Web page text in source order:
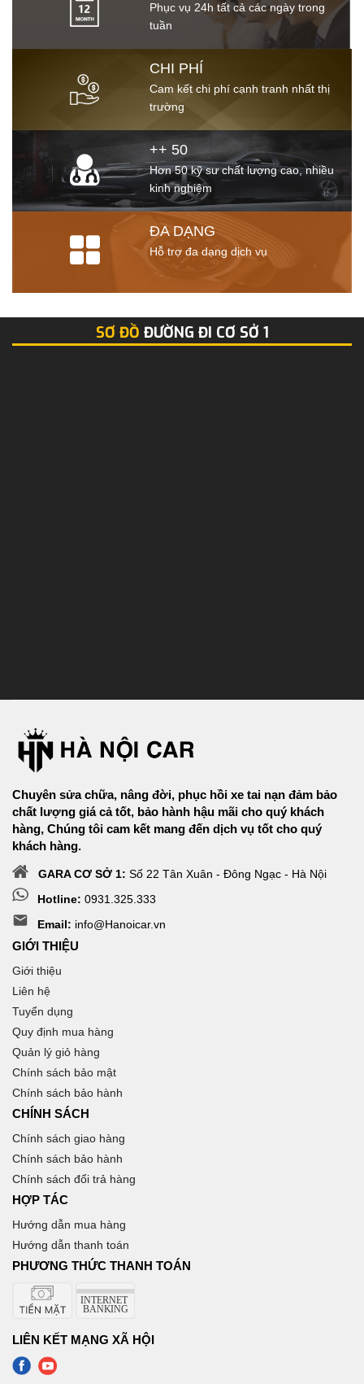
Phục vụ 24h tất cả các ngày trong
tuần
CHI PHÍ
Cam kết chi phí cạnh tranh nhất thị
trường
++ 50
Hơn 50 kỹ sư chất lượng cao, nhiều
kinh nghiệm
ĐA DẠNG
Hỗ trợ đa dạng dịch vụ
SƠ ĐỒ ĐƯỜNG ĐI CƠ SỞ 1
Chuyên sửa chữa, nâng đời, phục hồi xe tai nạn đảm bảo
chất lượng giá cả tốt, bảo hành hậu mãi cho quý khách
hàng, Chúng tôi cam kết mang đến dịch vụ tốt cho quý
khách hàng.
GARA CƠ SỞ 1: Số 22 Tân Xuân - Đông Ngạc - Hà Nội
Hotline: 0931.325.333
Email: info@Hanoicar.vn
GIỚI THIỆU
Giới thiệu
Liên hệ
Tuyển dụng
Quy định mua hàng
Quản lý giỏ hàng
Chính sách bảo mật
Chính sách bảo hành
CHÍNH SÁCH
Chính sách giao hàng
Chính sách bảo hành
Chính sách đổi trả hàng
HỢP TÁC
Hướng dẫn mua hàng
Hướng dẫn thanh toán
PHƯƠNG THỨC THANH TOÁN
LIÊN KẾT MẠNG XÃ HỘI